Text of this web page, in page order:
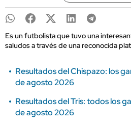
Es un futbolista que tuvo una
saludos a través de una reconocida
Resultados del Chispazo: los
de agosto 2026
Resultados del Tris: todos los
de agosto 2026